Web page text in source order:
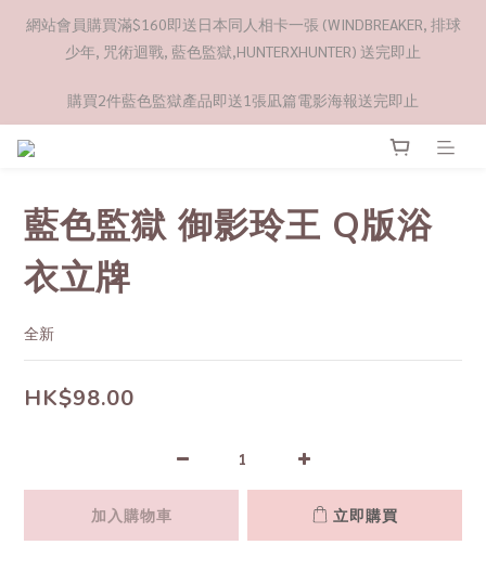
網站會員購買滿$160即送日本同人相卡一張 (WINDBREAKER, 排球
少年, 咒術迴戰, 藍色監獄,HUNTERXHUNTER) 送完即止
購買2件藍色監獄產品即送1張凪篇電影海報送完即止
藍色監獄 御影玲王 Q版浴
衣立牌
全新
HK$98.00
加入購物車 立即購買